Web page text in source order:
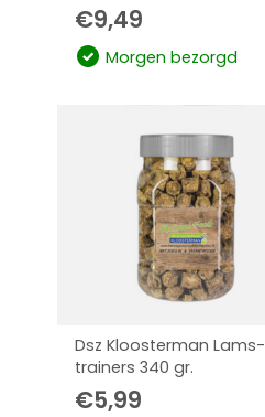
€9,49
Morgen bezorgd
Dsz Kloosterman Lams-
trainers 340 gr.
€5,99